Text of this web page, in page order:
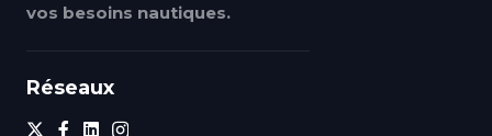
vos besoins nautiques.
Réseaux